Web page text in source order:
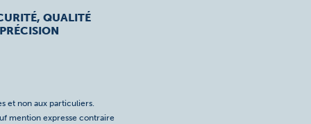
QUALITÉ
et non aux particuliers.
mention expresse contraire